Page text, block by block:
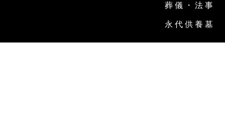
葬儀・法事
永代供養墓